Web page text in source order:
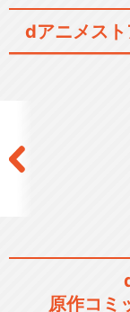
dアニメスト
原作コミ